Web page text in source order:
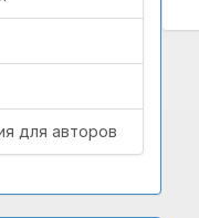
для авторов